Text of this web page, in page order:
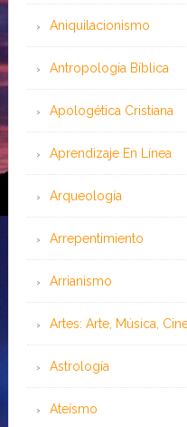
Aniquilacionismo
Antropología Bíblica
Apologética Cristiana
Aprendizaje En Línea
Arqueología
Arrepentimiento
Arrianismo
Artes: Arte, Música,
Astrología
Ateísmo